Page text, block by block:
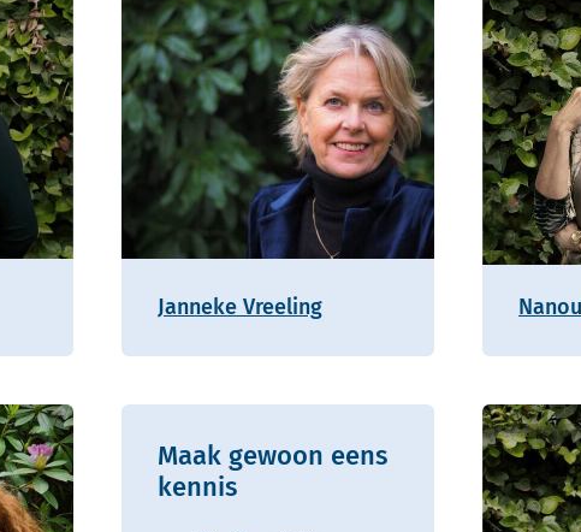
Janneke Vreeling
Maak gewoon eens
kennis